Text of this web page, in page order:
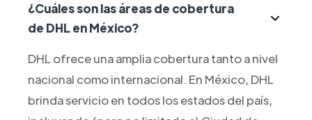
¿Cuáles son las áreas de cobertura
de DHL en México?
DHL ofrece una amplia cobertura tanto a nivel
nacional como internacional. En México, DHL
brinda servicio en todos los estados del país,